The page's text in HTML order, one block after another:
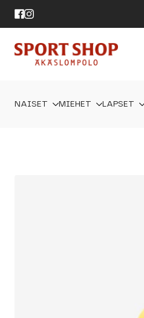
NAISET MIEHET LAPSET